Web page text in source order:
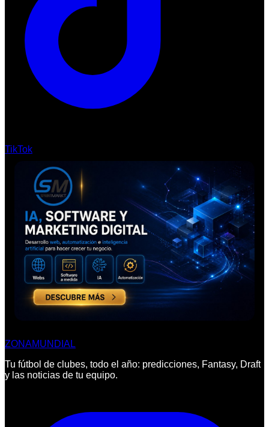
TikTok
ZONAMUNDIAL
Tu fútbol de clubes, todo el año: predicciones, Fantasy, Draft
y las noticias de tu equipo.